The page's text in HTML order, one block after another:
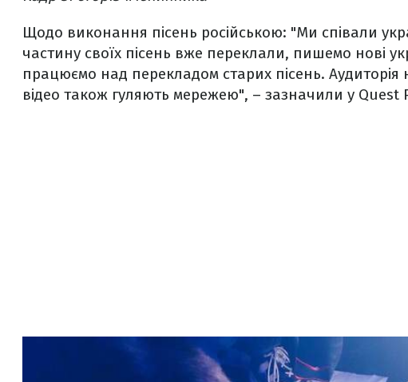
Щодо виконання пісень російською: "Ми співали
частину своїх пісень вже переклали, пишемо нові
працюємо над перекладом старих пісень. Аудиторія
відео також гуляють мережею", – зазначили у Quest